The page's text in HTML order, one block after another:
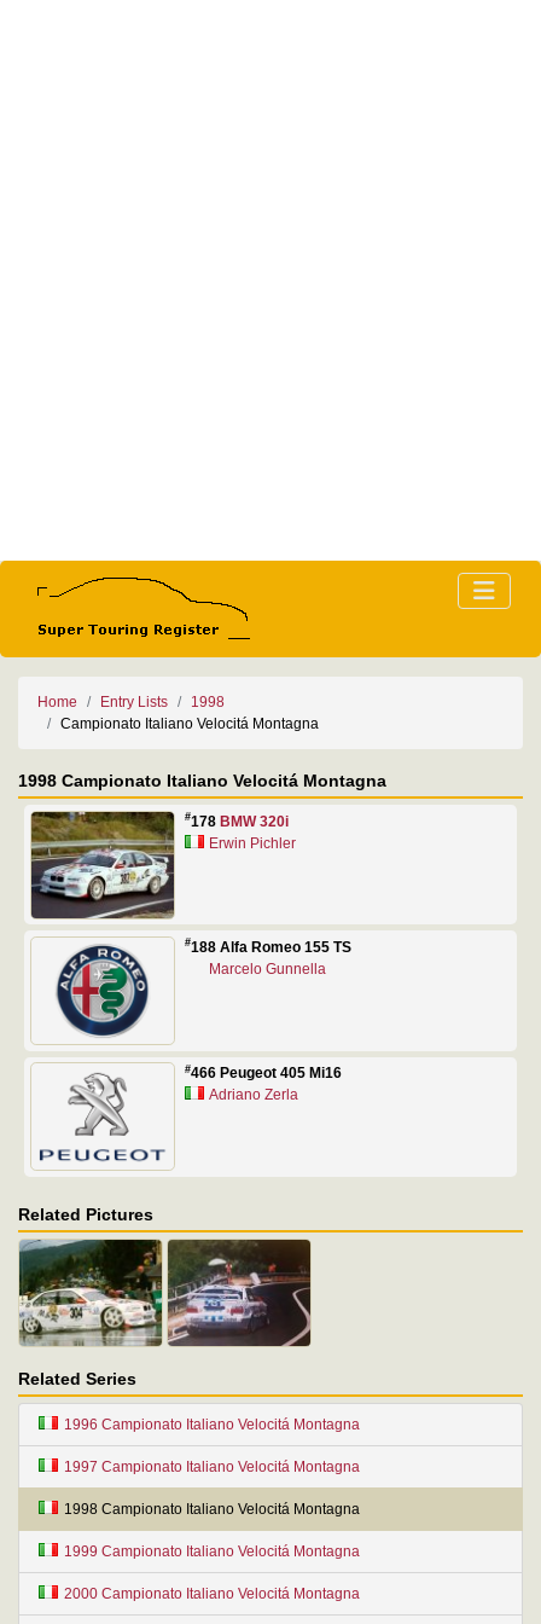
Home Entry Lists
1998
Campionato Italiano Velocitá Montagna
1998 Campionato Italiano Velocitá Montagna
#178 BMW 320i
Erwin Pichler
#188 Alfa Romeo 155 TS
Marcelo Gunnella
#466 Peugeot 405 Mi16
Adriano Zerla
Related Pictures
Related Series
1996 Campionato Italiano Velocitá Montagna
1997 Campionato Italiano Velocitá Montagna
1998 Campionato Italiano Velocitá Montagna
1999 Campionato Italiano Velocitá Montagna
2000 Campionato Italiano Velocitá Montagna